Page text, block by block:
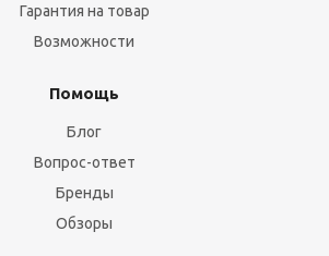
Гарантия на товар
Возможности
Помощь
Блог
Вопрос-ответ
Бренды
Обзоры